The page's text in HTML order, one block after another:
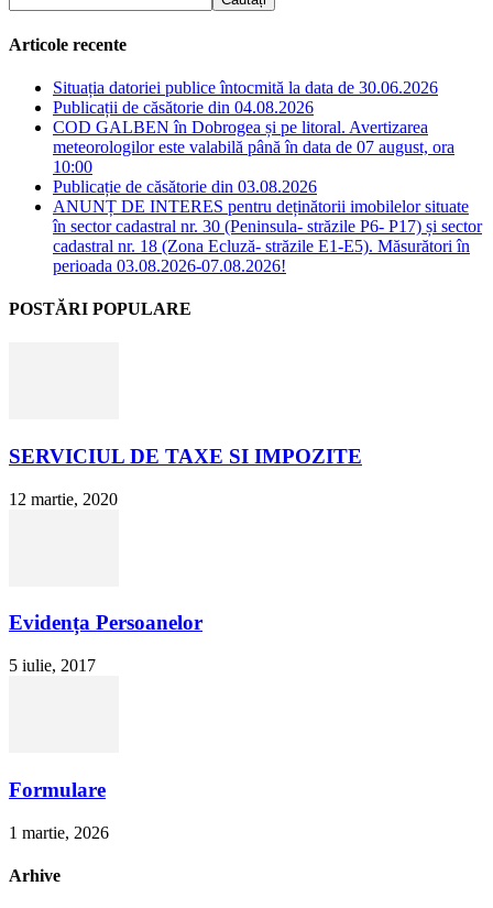
Articole recente
Situația datoriei publice întocmită la data de 30.06.2026
Publicații de căsătorie din 04.08.2026
COD GALBEN în Dobrogea și pe litoral. Avertizarea
meteorologilor este valabilă până în data de 07 august, ora
10:00
Publicație de căsătorie din 03.08.2026
ANUNȚ DE INTERES pentru deținătorii imobilelor situate
în sector cadastral nr. 30 (Peninsula- străzile P6- P17) și sector
cadastral nr. 18 (Zona Ecluză- străzile E1-E5). Măsurători în
perioada 03.08.2026-07.08.2026!
POSTĂRI POPULARE
SERVICIUL DE TAXE SI IMPOZITE
12 martie, 2020
Evidența Persoanelor
5 iulie, 2017
Formulare
1 martie, 2026
Arhive